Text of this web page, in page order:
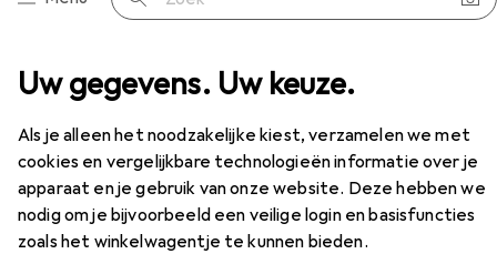
Uw gegevens. Uw keuze.
Als je alleen het noodzakelijke kiest, verzamelen we met
cookies en vergelijkbare technologieën informatie over je
apparaat en je gebruik van onze website. Deze hebben we
nodig om je bijvoorbeeld een veilige login en basisfuncties
zoals het winkelwagentje te kunnen bieden.
PerfectFitBrand Tunnelplug - X-groot
EUR
42,22
PerfectFitBrand Tunnelplug - X-groot